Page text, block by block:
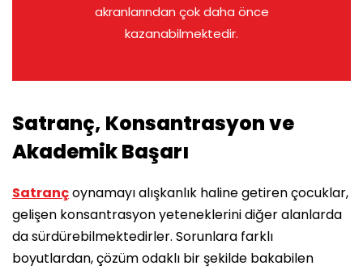
akranlarından çok daha önce
kazanabilmektedir.
Satranç, Konsantrasyon ve
Akademik Başarı
Satrançoynamayı alışkanlık haline getiren çocuklar,
gelişen konsantrasyon yeteneklerini diğer alanlarda
da sürdürebilmektedirler. Sorunlara farklı
boyutlardan, çözüm odaklı bir şekilde bakabilen